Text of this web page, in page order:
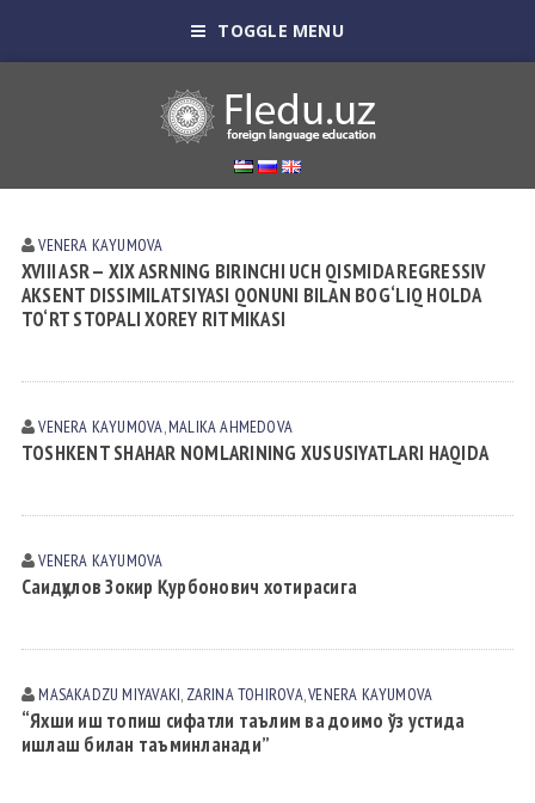
TOGGLE MENU
VENERA KАYUMOVА
XVIII ASR — XIX ASRNING BIRINCHI UCH QISMIDA REGRESSIV
AKSENT DISSIMILATSIYASI QONUNI BILAN BOG‘LIQ HOLDA
TO‘RT STOPALI XOREY RITMIKASI
VENERA KАYUMOVА,MALIKA АHMEDOVА
TOSHKENT SHAHAR NOMLARINING XUSUSIYATLARI HAQIDA
VENERA KАYUMOVА
Саидқулов Зокир Қурбонович хотирасига
MASAKADZU MIYAVАKI, ZARINA TOHIROVА,VENERA KАYUMOVА
“Яхши иш топиш сифатли таълим ва доимо ўз устида
ишлаш билан таъминланади”